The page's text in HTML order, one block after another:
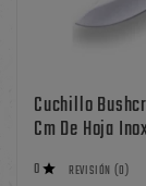
Cuchillo
Cm De Hoja
0  REVISIÓN (0)